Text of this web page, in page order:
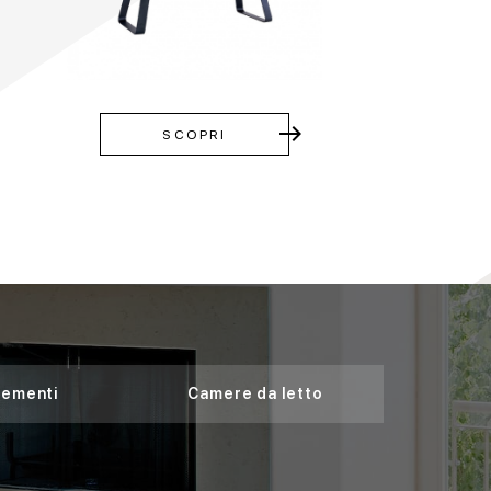
SCOPRI east
Camere da letto